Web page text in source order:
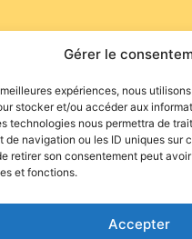
Gérer le
expériences, nous
stocker et/ou accéder aux
technologies nous permettra de
de navigation ou les ID uniques sur
retirer son consentement peut
et fonctions.
Accepter
Site de l'association